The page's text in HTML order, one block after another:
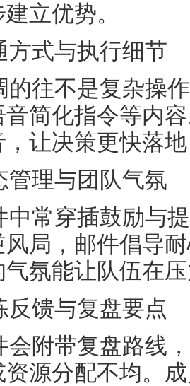
立优势。
方式与执行细节
的往不是复杂操
简化指令等内
，让决策更快落
管理与团队气氛
中常穿插鼓励与
局，邮件倡导
氛能让队伍在
反馈与复盘要点
会附带复盘路线
源分配不均。